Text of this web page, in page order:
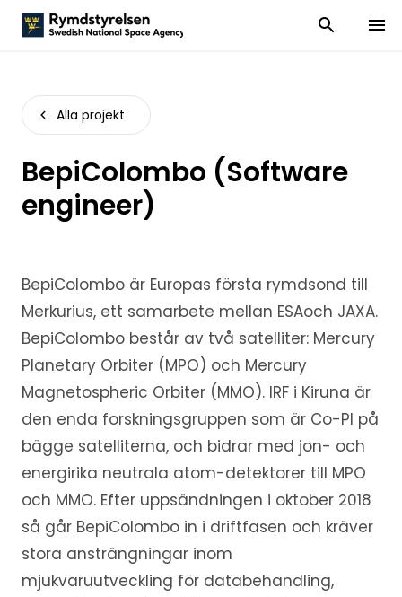
Visa och dölj
Visa
Alla projekt
BepiColombo (Software
engineer)
BepiColombo är Europas första rymdsond till
Merkurius, ett samarbete mellan ESAoch JAXA.
BepiColombo består av två satelliter: Mercury
Planetary Orbiter (MPO) och Mercury
Magnetospheric Orbiter (MMO). IRF i Kiruna är
den enda forskningsgruppen som är Co-PI på
bägge satelliterna, och bidrar med jon- och
energirika neutrala atom-detektorer till MPO
och MMO. Efter uppsändningen i oktober 2018
så går BepiColombo in i driftfasen och kräver
stora ansträngningar inom
mjukvaruutveckling för databehandling,